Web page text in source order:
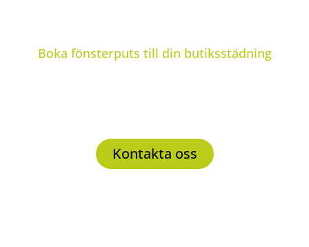
glasrutor
Boka fönsterputs till din butiksstädning
Kontakta oss